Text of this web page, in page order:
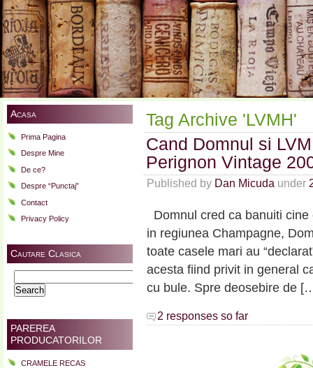
Acasa
Prima Pagina
Despre Mine
De ce?
Despre “Punctaj”
Contact
Privacy Policy
Cautare Clasica
for:
PAREREA
PRODUCATORILOR
CRAMELE RECAS
Tag Archive 'LVMH'
Cand Domnul si
Perignon Vintage
Published by Dan Micuda under
Domnul cred ca banuiti
in regiunea Champagne,
toate casele mari au
acesta fiind privit in general
cu bule. Spre deosebire de
2 responses so far